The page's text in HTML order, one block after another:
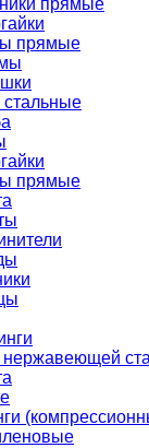
прямые
прямые
прямые
нержавеющей